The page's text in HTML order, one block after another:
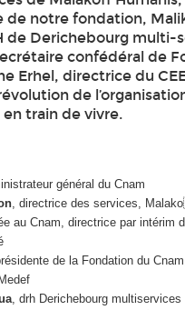
de notre fondation,
de Derichebourg multi-
confédéral de
Erhel, directrice du
de
train de vivre.
général du Cnam
, directrice des services,
au Cnam, directrice par intérim
de la Fondation du
, drh Derichebourg multiservices